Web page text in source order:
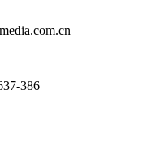
386